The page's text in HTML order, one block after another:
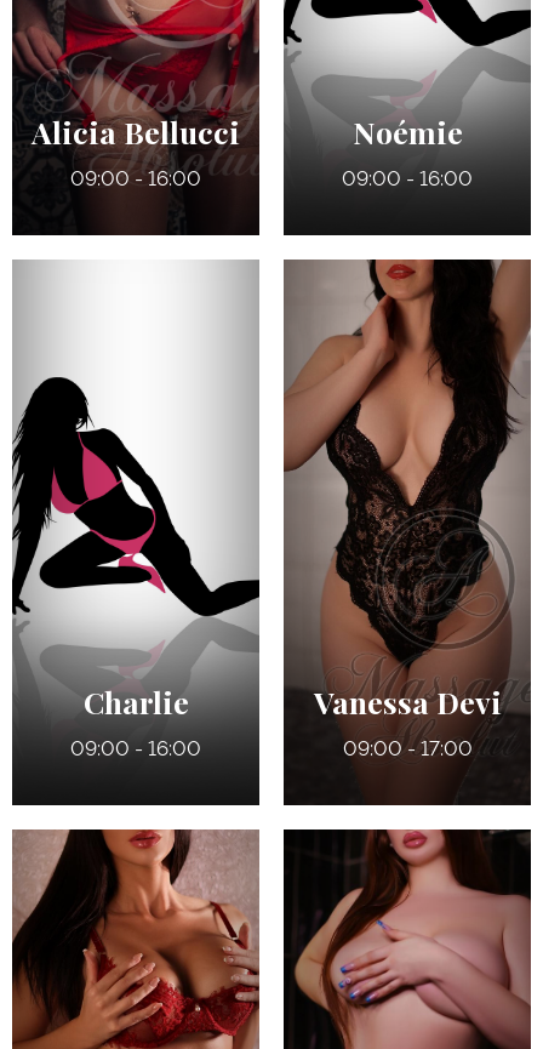
Alicia Bellucci
09:00 - 16:00
33 ans
5' 4"
Québécoise
130 lbs
32 DD (Refaits)
Noémie
09:00 - 16:00
28 ans
5' 5"
Français
6
125 lbs
Bruns
Charlie
09:00 - 16:00
Vanessa Devi
09:00 - 17:00